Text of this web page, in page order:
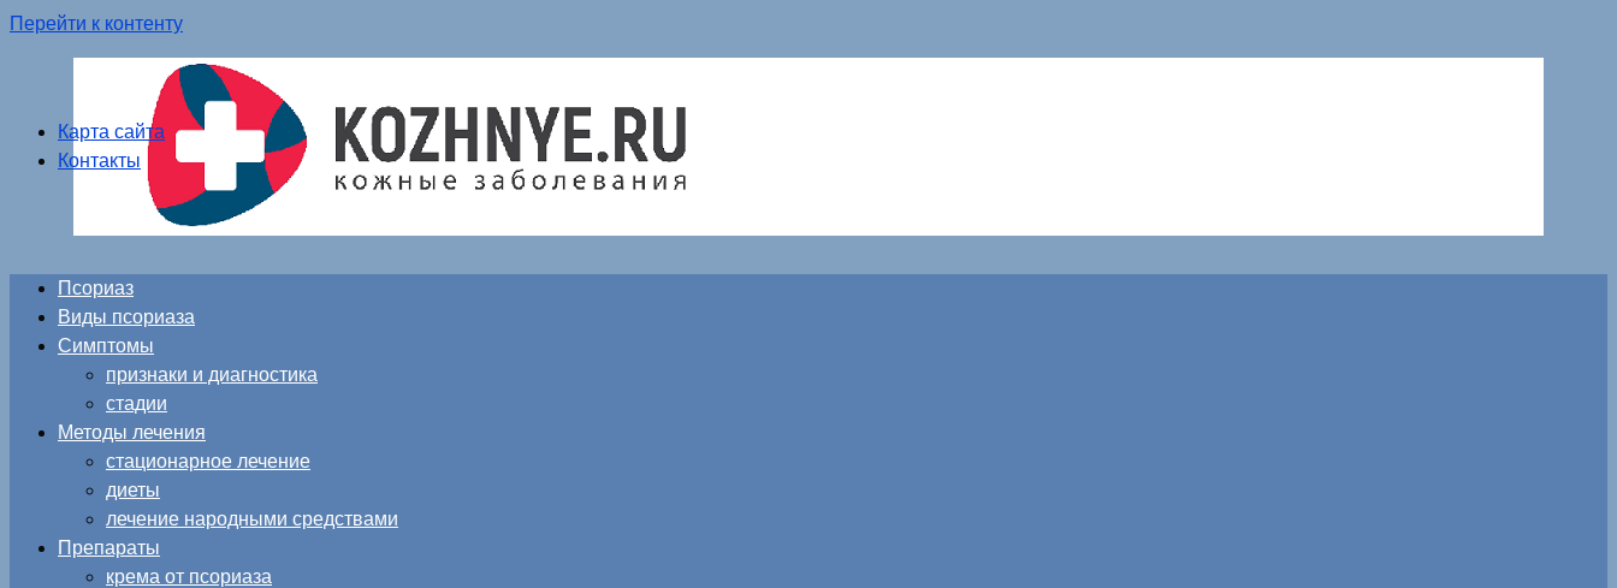
Перейти к контенту
Карта сайта
Контакты
Псориаз
Виды псориаза
Симптомы
признаки и диагностика
стадии
Методы лечения
стационарное лечение
диеты
лечение народными средствами
Препараты
крема от псориаза